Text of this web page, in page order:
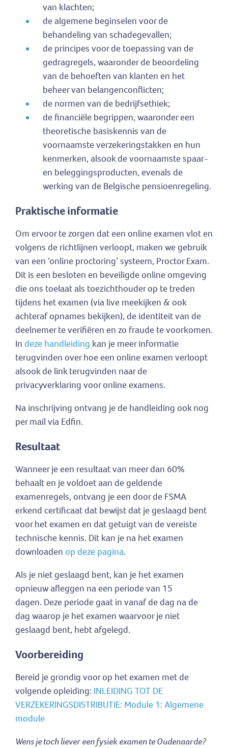
van klachten;
de algemene beginselen voor de
behandeling van schadegevallen;
de principes voor de toepassing van de
gedragregels, waaronder de beoordeling
van de behoeften van klanten en het
beheer van belangenconflicten;
de normen van de bedrijfsethiek;
de financiële begrippen, waaronder een
theoretische basiskennis van de
voornaamste verzekeringstakken en hun
kenmerken, alsook de voornaamste spaar-
en beleggingsproducten, evenals de
werking van de Belgische pensioenregeling.
Praktische informatie
Om ervoor te zorgen dat een online examen vlot en
volgens de richtlijnen verloopt, maken we gebruik
van een ‘online proctoring’ systeem, Proctor Exam.
Dit is een besloten en beveiligde online omgeving
die ons toelaat als toezichthouder op te treden
tijdens het examen (via live meekijken & ook
achteraf opnames bekijken), de identiteit van de
deelnemer te verifiëren en zo fraude te voorkomen.
In deze handleiding kan je meer informatie
terugvinden over hoe een online examen verloopt
alsook de link terugvinden naar de
privacyverklaring voor online examens.
Na inschrijving ontvang je de handleiding ook nog
per mail via Edfin.
Resultaat
Wanneer je een resultaat van meer dan 60%
behaalt en je voldoet aan de geldende
examenregels, ontvang je een door de FSMA
erkend certificaat dat bewijst dat je geslaagd bent
voor het examen en dat getuigt van de vereiste
technische kennis. Dit kan je na het examen
downloaden op deze pagina.
Als je niet geslaagd bent, kan je het examen
opnieuw afleggen na een periode van 15
dagen. Deze periode gaat in vanaf de dag na de
dag waarop je het examen waarvoor je niet
geslaagd bent, hebt afgelegd.
Voorbereiding
Bereid je grondig voor op het examen met de
volgende opleiding: INLEIDING TOT DE
VERZEKERINGSDISTRIBUTIE: Module 1: Algemene
module
Wens je toch liever een fysiek examen te Oudenaarde?